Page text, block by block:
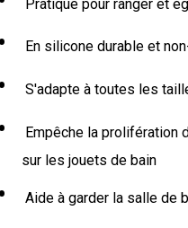
Pratique pour ranger et
En silicone durable et
S'adapte à toutes les
Empêche la prolifération
sur les jouets de bain
Aide à garder la salle de